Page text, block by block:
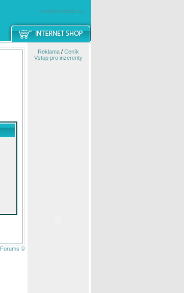
windowsmobile.cz
Forums ©
Reklama/ Ceník
Vstup pro inzerenty